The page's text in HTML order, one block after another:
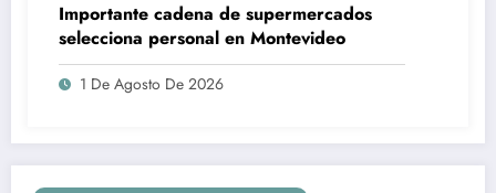
Importante cadena de supermercados
selecciona personal en Montevideo
1 De Agosto De 2026